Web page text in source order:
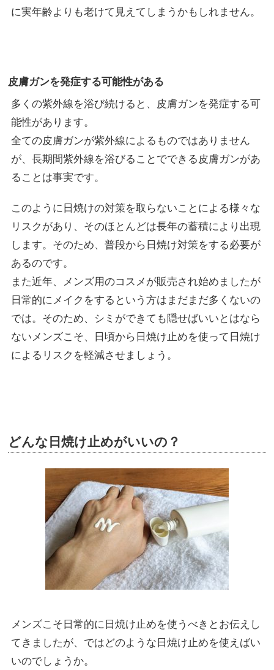
に実年齢よりも老けて見えてしまうかもしれません。
皮膚ガンを発症する可能性がある
多くの紫外線を浴び続けると、皮膚ガンを発症する可
能性があります。
全ての皮膚ガンが紫外線によるものではありません
が、長期間紫外線を浴びることでできる皮膚ガンがあ
ることは事実です。
このように日焼けの対策を取らないことによる様々な
リスクがあり、そのほとんどは長年の蓄積により出現
します。そのため、普段から日焼け対策をする必要が
あるのです。
また近年、メンズ用のコスメが販売され始めましたが
日常的にメイクをするという方はまだまだ多くないの
では。そのため、シミができても隠せばいいとはなら
ないメンズこそ、日頃から日焼け止めを使って日焼け
によるリスクを軽減させましょう。
どんな日焼け止めがいいの？
メンズこそ日常的に日焼け止めを使うべきとお伝えし
てきましたが、ではどのような日焼け止めを使えばい
いのでしょうか。